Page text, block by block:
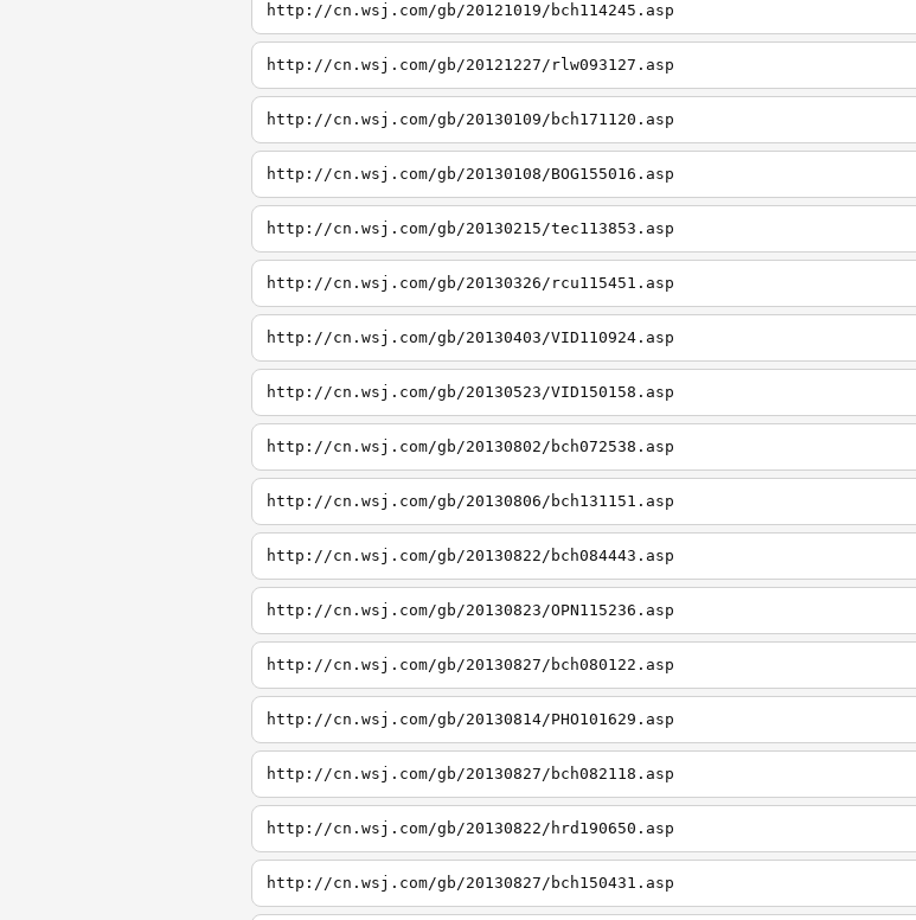
http://cn.wsj.com/gb/20121019/bch114245.asp
http://cn.wsj.com/gb/20121227/rlw093127.asp
http://cn.wsj.com/gb/20130109/bch171120.asp
http://cn.wsj.com/gb/20130108/BOG155016.asp
http://cn.wsj.com/gb/20130215/tec113853.asp
http://cn.wsj.com/gb/20130326/rcu115451.asp
http://cn.wsj.com/gb/20130403/VID110924.asp
http://cn.wsj.com/gb/20130523/VID150158.asp
http://cn.wsj.com/gb/20130802/bch072538.asp
http://cn.wsj.com/gb/20130806/bch131151.asp
http://cn.wsj.com/gb/20130822/bch084443.asp
http://cn.wsj.com/gb/20130823/OPN115236.asp
http://cn.wsj.com/gb/20130827/bch080122.asp
http://cn.wsj.com/gb/20130814/PHO101629.asp
http://cn.wsj.com/gb/20130827/bch082118.asp
http://cn.wsj.com/gb/20130822/hrd190650.asp
http://cn.wsj.com/gb/20130827/bch150431.asp